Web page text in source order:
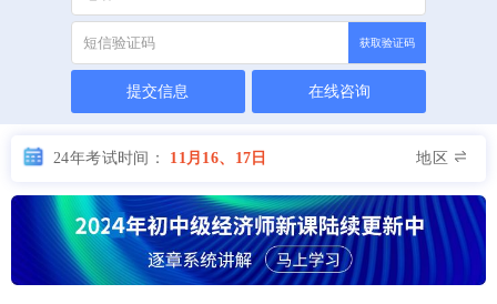
获取验证码
提交信息 在线咨询
24年考试时间： 11月16、17日 地区